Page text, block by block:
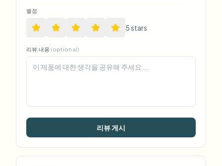
별점
5stars
리뷰 내용 (optional)
리뷰 게시